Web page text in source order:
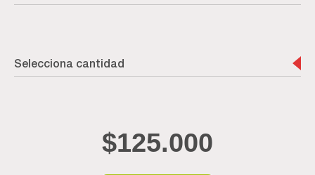
Selecciona cantidad
$125.000